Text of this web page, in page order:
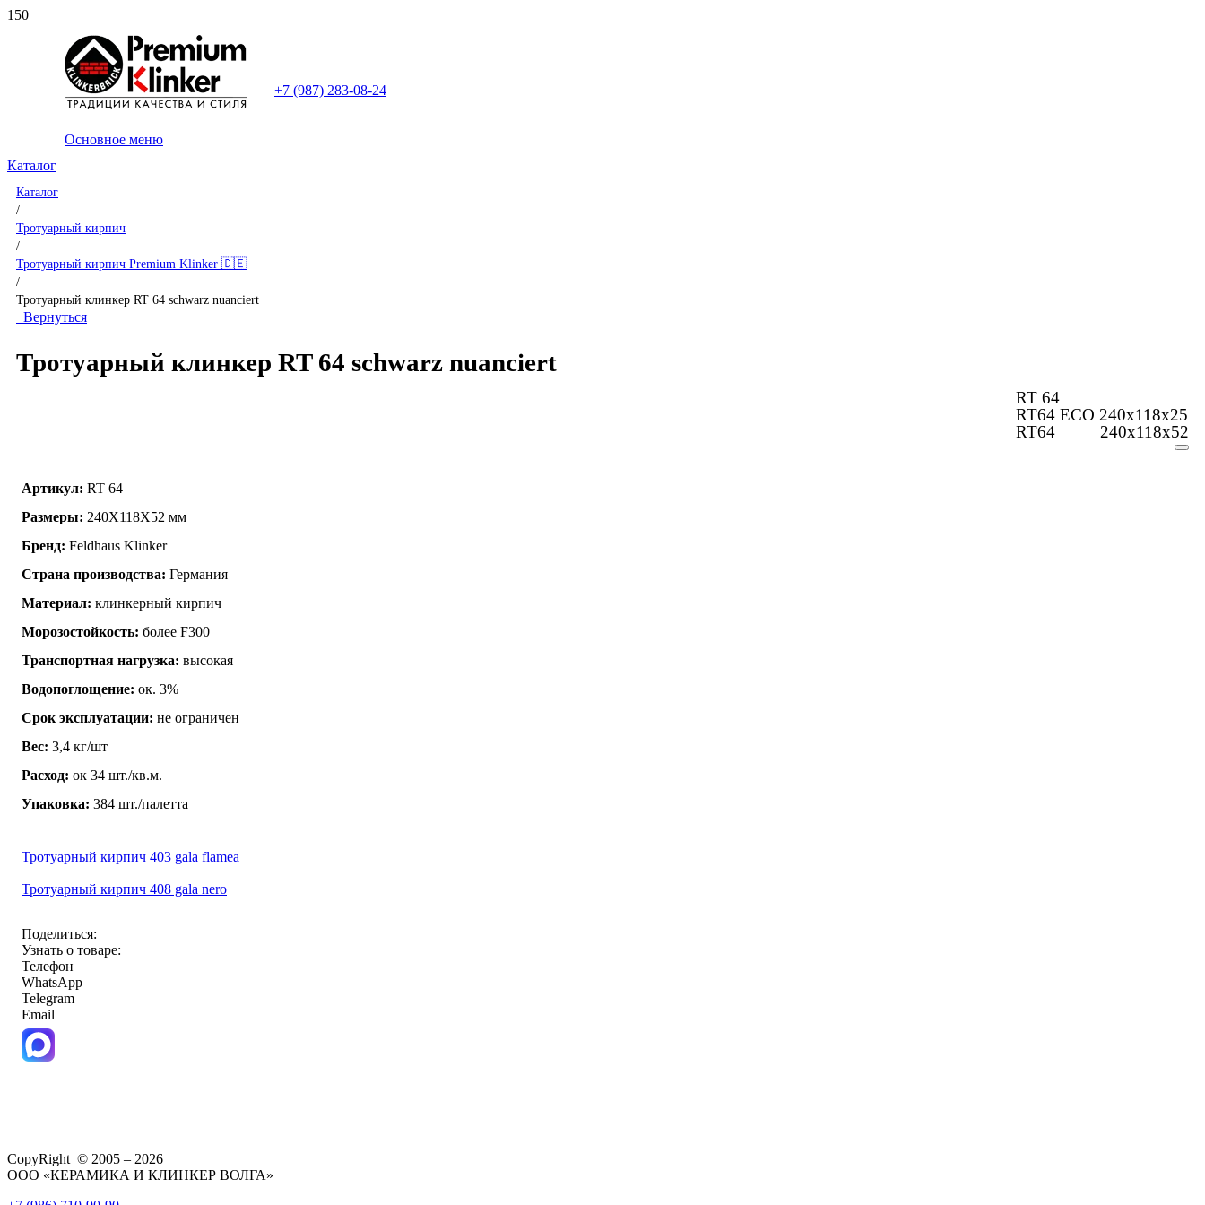
+7 (987) 283-08-24
Основное меню
Каталог
Каталог
/
Тротуарный кирпич
/
Тротуарный кирпич Premium Klinker 🇩🇪
/
Тротуарный клинкер RT 64 schwarz nuanciert
Вернуться
Тротуарный клинкер RT 64 schwarz nuanciert
RT 64
RT64 ECO 240x118x25
RT64 240x118x52
Артикул: RT 64
Размеры: 240X118X52 мм
Бренд: Feldhaus Klinker
Страна производства: Германия
Материал: клинкерный кирпич
Морозостойкость: более F300
Транспортная нагрузка: высокая
Водопоглощение: ок. 3%
Срок эксплуатации: не ограничен
Вес: 3,4 кг/шт
Расход: ок 34 шт./кв.м.
Упаковка: 384 шт./палетта
Тротуарный кирпич 403 gala flamea
Тротуарный кирпич 408 gala nero
Поделиться:
Узнать о товаре:
Телефон
WhatsApp
Telegram
Email
CopyRight © 2005 – 2026
ООО «КЕРАМИКА И КЛИНКЕР ВОЛГА»